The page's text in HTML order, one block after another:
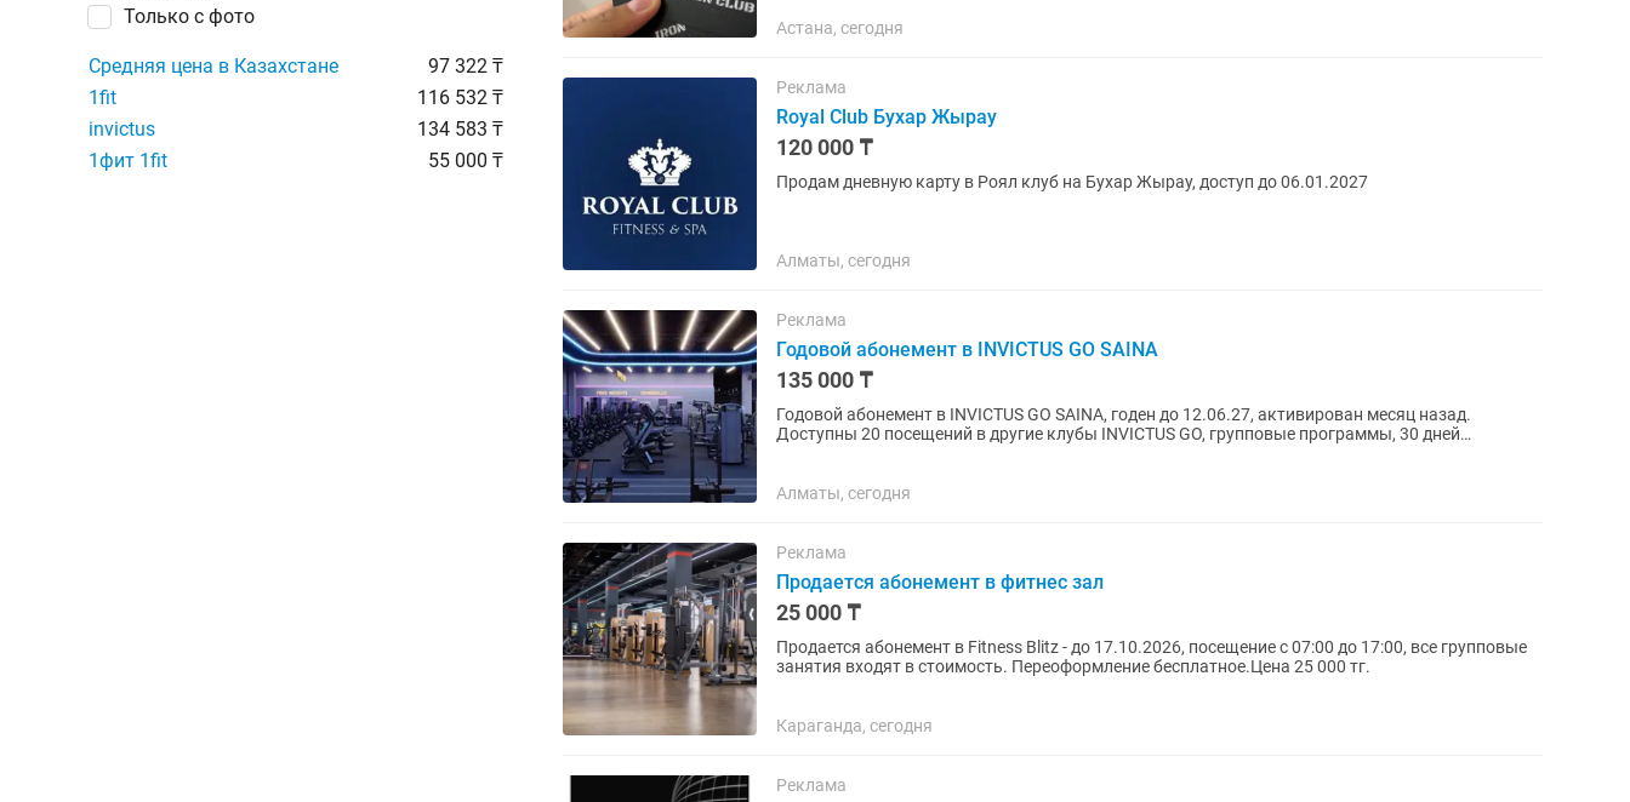
Только с фото
Средняя цена в Казахстане
97 322 ₸
1fit
116 532 ₸
invictus
134 583 ₸
1фит 1fit
55 000 ₸
Астана, сегодня
Реклама
Royal Club Бухар Жырау
120 000 ₸
Продам дневную карту в Роял клуб на Бухар Жырау, доступ до 06.01.2027
Алматы, сегодня
Реклама
Годовой абонемент в INVICTUS GO SAINA
135 000 ₸
Годовой абонемент в INVICTUS GO SAINA, годен до 12.06.27, активирован месяц назад.
Доступны 20 посещений в другие клубы INVICTUS GO, групповые программы, 30 дней
Алматы, сегодня
Реклама
Продается абонемент в фитнес зал
25 000 ₸
Продается абонемент в Fitness Blitz - до 17.10.2026, посещение с 07:00 до 17:00, все групповые
занятия входят в стоимость. Переоформление бесплатное.Цена 25 000 тг.
Караганда, сегодня
Реклама